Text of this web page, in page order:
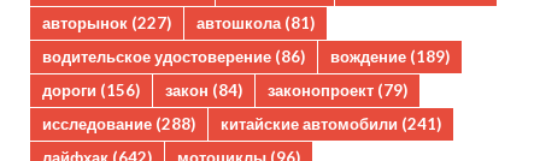
авторынок (227) автошкола(81)
водительское удостоверение (86) вождение (189)
дороги (156) закон (84) законопроект (79)
исследование (288) китайские автомобили (241)